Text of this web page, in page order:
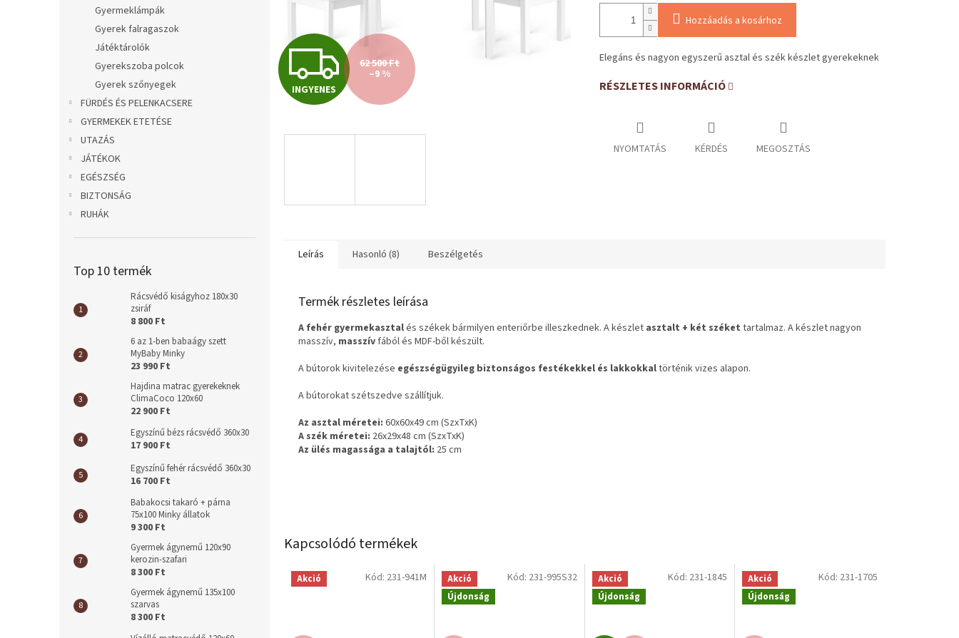
Gyermeklámpák
Gyerek falragaszok
Játéktárolók
Gyerekszoba polcok
Gyerek szőnyegek
FÜRDÉS ÉS PELENKACSERE
GYERMEKEK ETETÉSE
UTAZÁS
JÁTÉKOK
EGÉSZSÉG
BIZTONSÁG
RUHÁK
Top 10 termék
Rácsvédő kiságyhoz 180x30
zsiráf
8 800 Ft
6 az 1-ben babaágy szett
MyBaby Minky
23 990 Ft
Hajdina matrac gyerekeknek
ClimaCoco 120x60
22 900 Ft
Egyszínű bézs rácsvédő 360x30
17 900 Ft
Egyszínű fehér rácsvédő 360x30
16 700 Ft
Babakocsi takaró + párna
75x100 Minky állatok
9 300 Ft
Gyermek ágynemű 120x90
kerozin-szafari
8 300 Ft
Gyermek ágynemű 135x100
szarvas
8 300 Ft
I
N
Y
E
N
E
S
INGYENES
62 500 Ft
–9 %
Hozzáadás a kosárhoz
Elegáns és nagyon egyszerű asztal és szék készlet gyerekeknek
RÉSZLETES INFORMÁCIÓ
NYOMTATÁS KÉRDÉS MEGOSZTÁS
Kapcsolódó termékek
Akció Kód: 231-941M
Akció
Újdonság
Kód: 231-995S32
Akció
Újdonság
Kód: 231-1845
Akció
Újdonság
Kód: 231-1705
Leírás Hasonló (8) Beszélgetés
Termék részletes leírása
A fehér gyermekasztalés székek bármilyen enteriőrbe illeszkednek. A készlet asztalt + két széket tartalmaz. A készlet nagyon
masszív, masszívfából és MDF-ből készült.
A bútorok kivitelezése egészségügyileg biztonságos festékekkel és lakkokkaltörténik vizes alapon.
A bútorokat szétszedve szállítjuk.
Az asztal méretei: 60x60x49 cm (SzxTxK)
A szék méretei: 26x29x48 cm (SzxTxK)
Az ülés magassága a talajtól: 25 cm